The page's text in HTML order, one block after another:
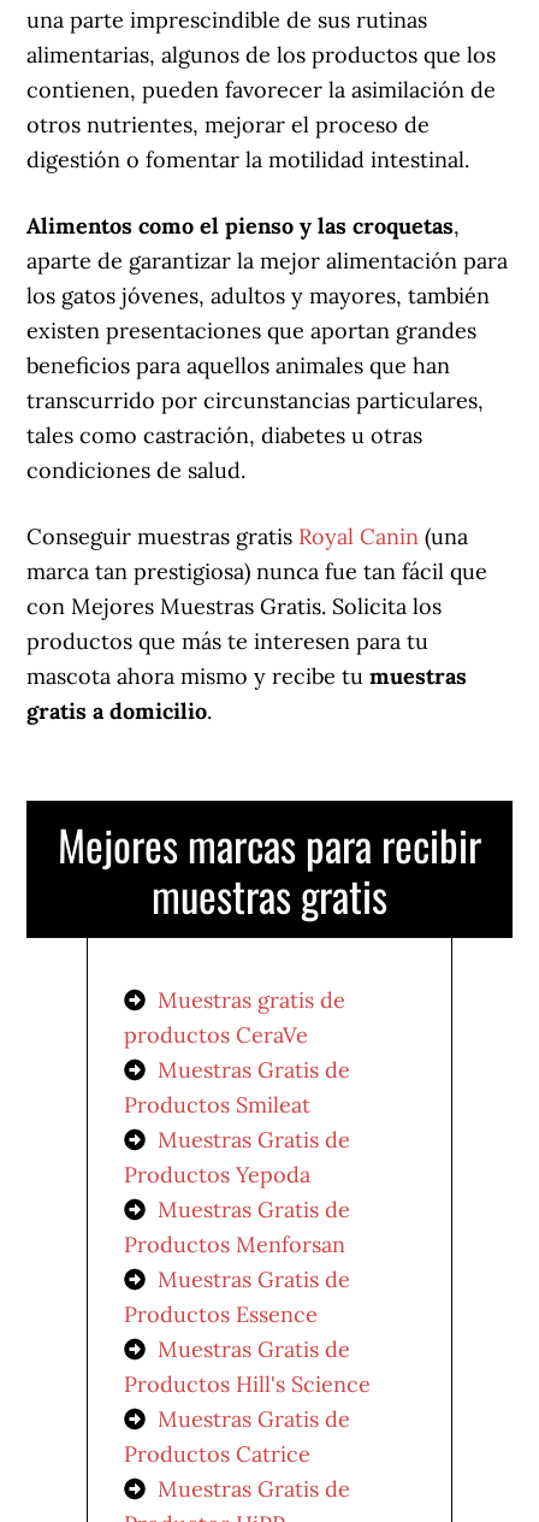
una parte imprescindible de sus rutinas
alimentarias, algunos de los productos que los
contienen, pueden favorecer la asimilación de
otros nutrientes, mejorar el proceso de
digestión o fomentar la motilidad intestinal.
Alimentos como el pienso y las croquetas,
aparte de garantizar la mejor alimentación para
los gatos jóvenes, adultos y mayores, también
existen presentaciones que aportan grandes
beneficios para aquellos animales que han
transcurrido por circunstancias particulares,
tales como castración, diabetes u otras
condiciones de salud.
Conseguir muestras gratis Royal Canin (una
marca tan prestigiosa) nunca fue tan fácil que
con Mejores Muestras Gratis. Solicita los
productos que más te interesen para tu
mascota ahora mismo y recibe tumuestras
gratis a domicilio.
Mejores marcas para recibir
muestras gratis
Muestras gratis de
productos CeraVe
Muestras Gratis de
Productos Smileat
Muestras Gratis de
Productos Yepoda
Muestras Gratis de
Productos Menforsan
Muestras Gratis de
Productos Essence
Muestras Gratis de
Productos Hill's Science
Muestras Gratis de
Productos Catrice
Muestras Gratis de